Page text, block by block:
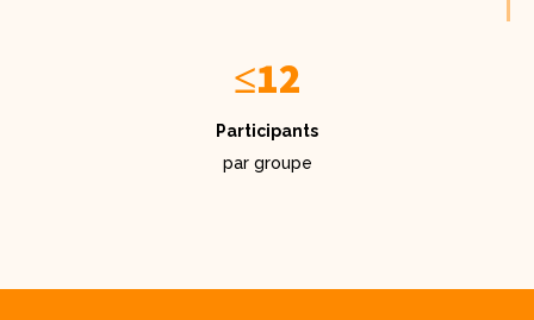
≤12
Participants
par groupe